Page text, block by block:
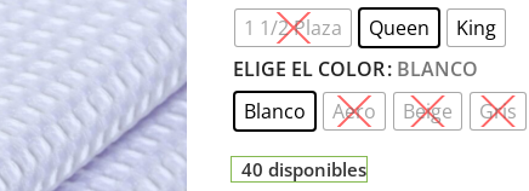
1 1/2 Plaza
Queen
King
ELIGE EL COLOR BLANCO
Blanco
Aero Beige Gris
40 disponibles